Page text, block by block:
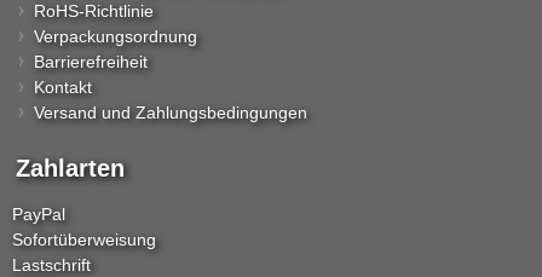
RoHS-Richtlinie
Verpackungsordnung
Barrierefreiheit
Kontakt
Versand und Zahlungsbedingungen
Zahlarten
PayPal
Sofortüberweisung
Lastschrift